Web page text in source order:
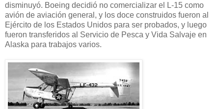
disminuyó. Boeing decidió no comercializar el L-15 como
avión de aviación general, y los doce construidos fueron al
Ejército de los Estados Unidos para ser probados, y luego
fueron transferidos al Servicio de Pesca y Vida Salvaje en
Alaska para trabajos varios.